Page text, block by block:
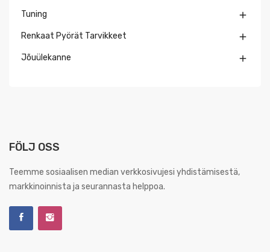
Tuning 
Renkaat Pyörät Tarvikkeet 
Jõuülekanne 
FÖLJ OSS
Teemme sosiaalisen median verkkosivujesi yhdistämisestä,
markkinoinnista ja seurannasta helppoa.